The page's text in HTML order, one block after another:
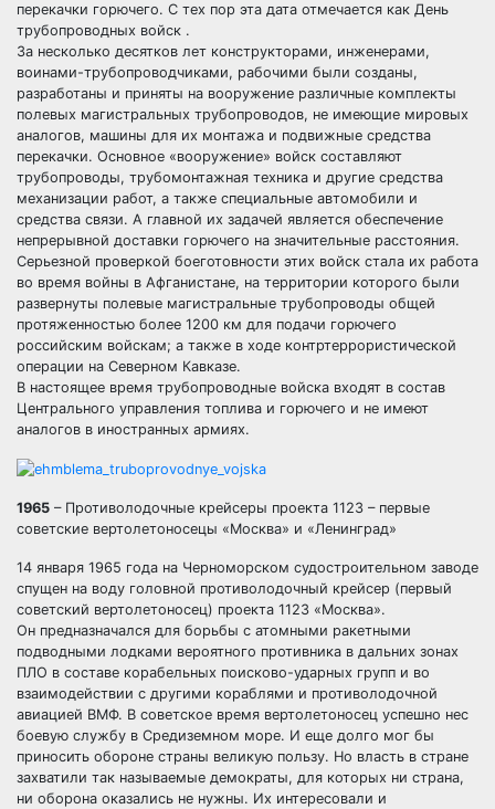
перекачки горючего. С тех пор эта дата отмечается как День
трубопроводных войск .
За несколько десятков лет конструкторами, инженерами,
воинами-трубопроводчиками, рабочими были созданы,
разработаны и приняты на вооружение различные комплекты
полевых магистральных трубопроводов, не имеющие мировых
аналогов, машины для их монтажа и подвижные средства
перекачки. Основное «вооружение» войск составляют
трубопроводы, трубомонтажная техника и другие средства
механизации работ, а также специальные автомобили и
средства связи. А главной их задачей является обеспечение
непрерывной доставки горючего на значительные расстояния.
Серьезной проверкой боеготовности этих войск стала их работа
во время войны в Афганистане, на территории которого были
развернуты полевые магистральные трубопроводы общей
протяженностью более 1200 км для подачи горючего
российским войскам; а также в ходе контртеррористической
операции на Северном Кавказе.
В настоящее время трубопроводные войска входят в состав
Центрального управления топлива и горючего и не имеют
аналогов в иностранных армиях.
1965 – Противолодочные крейсеры проекта 1123 – первые
советские вертолетоносецы «Москва» и «Ленинград»
14 января 1965 года на Черноморском судостроительном заводе
спущен на воду головной противолодочный крейсер (первый
советский вертолетоносец) проекта 1123 «Москва».
Он предназначался для борьбы с атомными ракетными
подводными лодками вероятного противника в дальних зонах
ПЛО в составе корабельных поисково-ударных групп и во
взаимодействии с другими кораблями и противолодочной
авиацией ВМФ. В советское время вертолетоносец успешно нес
боевую службу в Средиземном море. И еще долго мог бы
приносить обороне страны великую пользу. Но власть в стране
захватили так называемые демократы, для которых ни страна,
ни оборона оказались не нужны. Их интересовали и